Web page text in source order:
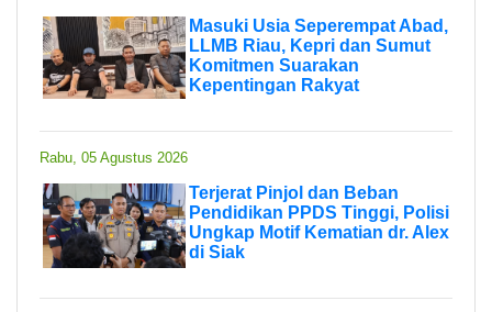
Masuki Usia Seperempat Abad,
LLMB Riau, Kepri dan Sumut
Komitmen Suarakan
Kepentingan Rakyat
Rabu, 05 Agustus 2026
Terjerat Pinjol dan Beban
Pendidikan PPDS Tinggi, Polisi
Ungkap Motif Kematian dr. Alex
di Siak